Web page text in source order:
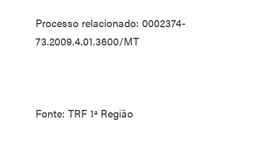
Processo relacionado: 0002374-
73.2009.4.01.3600/MT
Fonte: TRF 1ª Região